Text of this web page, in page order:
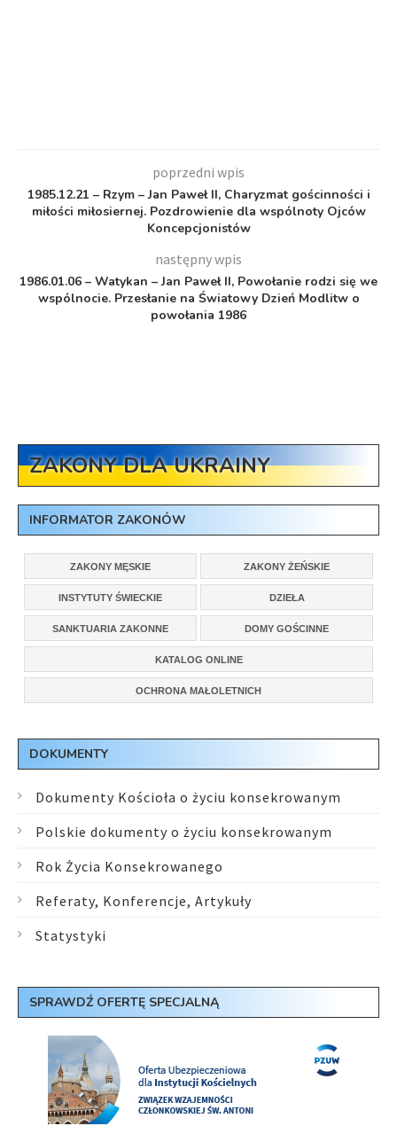
poprzedni wpis
1985.12.21 – Rzym – Jan Paweł II, Charyzmat gościnności i
miłości miłosiernej. Pozdrowienie dla wspólnoty Ojców
Koncepcjonistów
następny wpis
1986.01.06 – Watykan – Jan Paweł II, Powołanie rodzi się we
wspólnocie. Przesłanie na Światowy Dzień Modlitw o
powołania 1986
ZAKONY DLA UKRAINY
INFORMATOR ZAKONÓW
ZAKONY MĘSKIE ZAKONY ŻEŃSKIE
INSTYTUTY ŚWIECKIE DZIEŁA
SANKTUARIA ZAKONNE DOMY GOŚCINNE
KATALOG ONLINE
OCHRONA MAŁOLETNICH
DOKUMENTY
Dokumenty Kościoła o życiu konsekrowanym
Polskie dokumenty o życiu konsekrowanym
Rok Życia Konsekrowanego
Referaty, Konferencje, Artykuły
Statystyki
SPRAWDŹ OFERTĘ SPECJALNĄ